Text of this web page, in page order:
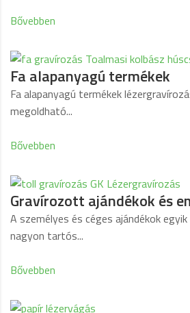
Bővebben
Fa alapanyagú termékek
Fa alapanyagú termékek
megoldható...
Bővebben
Gravírozott ajándékok és
A személyes és céges ajándékok
nagyon tartós...
Bővebben